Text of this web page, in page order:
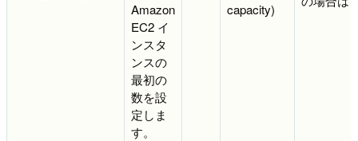
Amazon
EC2 イ
ンスタ
ンスの
最初の
数を設
定しま
す。
capacity)